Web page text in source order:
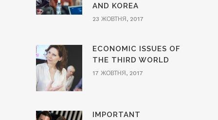
AND KOREA
23 ЖОВТНЯ, 2017
ECONOMIC ISSUES OF
THE THIRD WORLD
17 ЖОВТНЯ, 2017
IMPORTANT